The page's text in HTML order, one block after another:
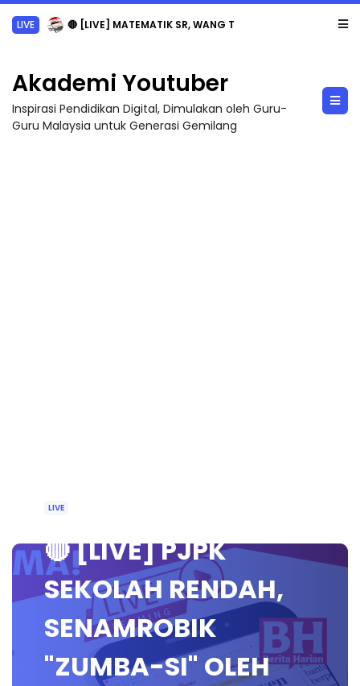
LIVE 🔴 [LIVE] MATEMATIK SR, WANG TAHUN 6 OLEH CIKGU ANITA #ALLINONE #141 #...
Akademi Youtuber
Inspirasi Pendidikan Digital, Dimulakan oleh Guru-
Guru Malaysia untuk Generasi Gemilang
LIVE
🔴 [LIVE] PJPK
SEKOLAH RENDAH,
SENAMROBIK
"ZUMBA-SI" OLEH